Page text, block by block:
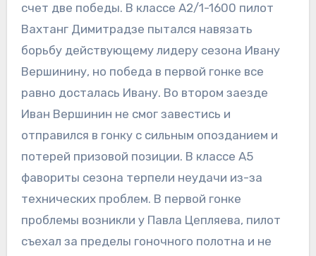
счет две победы. В классе А2/1-1600 пилот
Вахтанг Димитрадзе пытался навязать
борьбу действующему лидеру сезона Ивану
Вершинину, но победа в первой гонке все
равно досталась Ивану. Во втором заезде
Иван Вершинин не смог завестись и
отправился в гонку с сильным опозданием и
потерей призовой позиции. В классе А5
фавориты сезона терпели неудачи из-за
технических проблем. В первой гонке
проблемы возникли у Павла Цепляева, пилот
съехал за пределы гоночного полотна и не